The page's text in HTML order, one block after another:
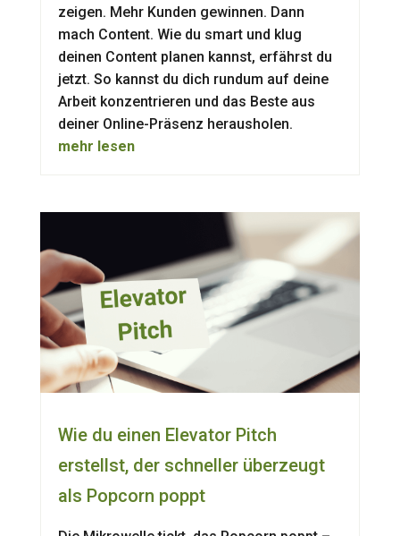
zeigen. Mehr Kunden gewinnen. Dann
mach Content. Wie du smart und klug
deinen Content planen kannst, erfährst du
jetzt. So kannst du dich rundum auf deine
Arbeit konzentrieren und das Beste aus
deiner Online-Präsenz herausholen.
mehr lesen
Wie du einen Elevator Pitch
erstellst, der schneller überzeugt
als Popcorn poppt